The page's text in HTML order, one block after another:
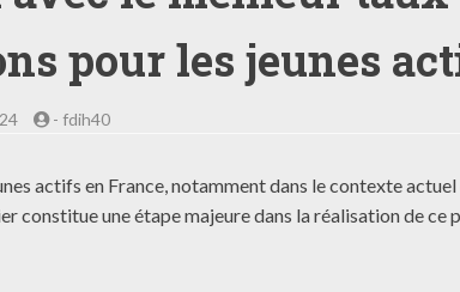
pour les jeunes
- fdih40
actifs en France, notamment dans le contexte actuel
constitue une étape majeure dans la réalisation de ce